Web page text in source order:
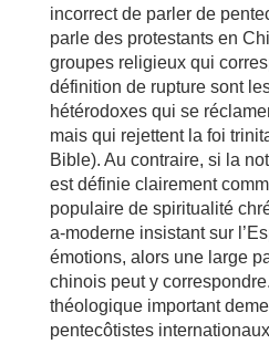
incorrect de parler de
parle des protestants en
groupes religieux qui
définition de rupture sont
hétérodoxes qui se
mais qui rejettent la foi
Bible). Au contraire, si la
est définie clairement
populaire de spiritualité
a-moderne insistant sur
émotions, alors une large
chinois peut y
théologique important
pentecôtistes